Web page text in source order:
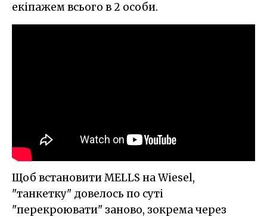
екіпажем всього в 2 особи.
Щоб встановити MELLS на Wiesel,
"танкетку" довелось по суті
"перекроювати" заново, зокрема через